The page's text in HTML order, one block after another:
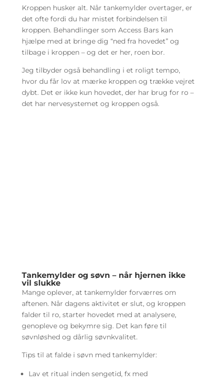
Kroppen husker alt. Når tankemylder overtager, er
det ofte fordi du har mistet forbindelsen til
kroppen. Behandlinger som Access Bars kan
hjælpe med at bringe dig “ned fra hovedet” og
tilbage i kroppen – og det er her, roen bor.
Jeg tilbyder også behandling i et roligt tempo,
hvor du får lov at mærke kroppen og trække vejret
dybt. Det er ikke kun hovedet, der har brug for ro –
det har nervesystemet og kroppen også.
Tankemylder og søvn – når hjernen ikke
vil slukke
Mange oplever, at tankemylder forværres om
aftenen. Når dagens aktivitet er slut, og kroppen
falder til ro, starter hovedet med at analysere,
genopleve og bekymre sig. Det kan føre til
søvnløshed og dårlig søvnkvalitet.
Tips til at falde i søvn med tankemylder:
Lav et ritual inden sengetid, fx med